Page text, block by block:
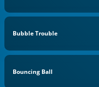
Bubble Trouble
Bouncing Ball